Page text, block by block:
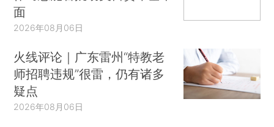
面
2026年08月06日
火线评论｜广东雷州“特教老
师招聘违规”很雷，仍有诸多
疑点
2026年08月06日